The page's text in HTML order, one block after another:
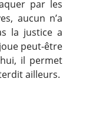
par les
aucun n’a
la justice a
peut-être
il permet
ailleurs.